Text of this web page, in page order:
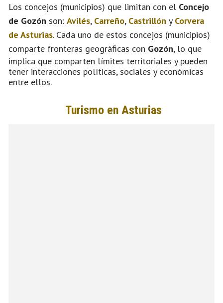
Los concejos (municipios) que limitan con el Concejo
de Gozón son: Avilés, Carreño, Castrillón y Corvera
de Asturias. Cada uno de estos concejos (municipios)
comparte fronteras geográficas con Gozón, lo que
implica que comparten límites territoriales y pueden
tener interacciones políticas, sociales y económicas
entre ellos.